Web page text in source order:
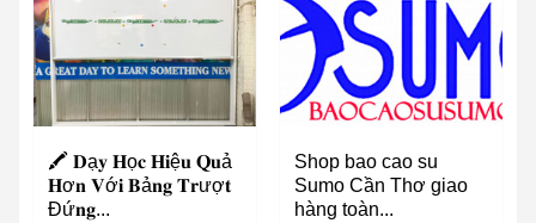
🖍️ 𝐃ạ𝐲 𝐇ọ𝐜 𝐇𝐢ệ𝐮 𝐐𝐮ả
𝐇ơ𝐧 𝐕ớ𝐢 𝐁ả𝐧𝐠 𝐓𝐫ượ𝐭
Đứ𝐧𝐠...
Shop bao cao su
Sumo Cần Thơ giao
hàng toàn...